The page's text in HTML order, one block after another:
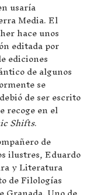
usaría
Media. El
hace unos
editada por
ediciones
de algunos
se
de ser escrito
recoge en el
Shifts.
de
ilustres, Eduardo
y Literatura
de Filologías